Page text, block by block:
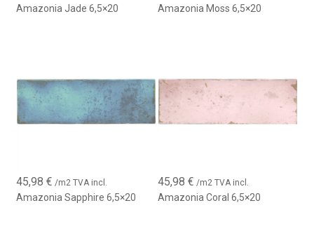
Amazonia Jade 6,5×20 Amazonia Moss 6,5×20
45,98€ /m2 TVA incl.
Amazonia Sapphire 6,5×20
45,98 € /m2 TVA incl.
Amazonia Coral 6,5×20